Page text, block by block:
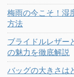
梅雨の今こそ！湿
方法
ブライドルレザー
の魅力を徹底解説
バッグの大きさは